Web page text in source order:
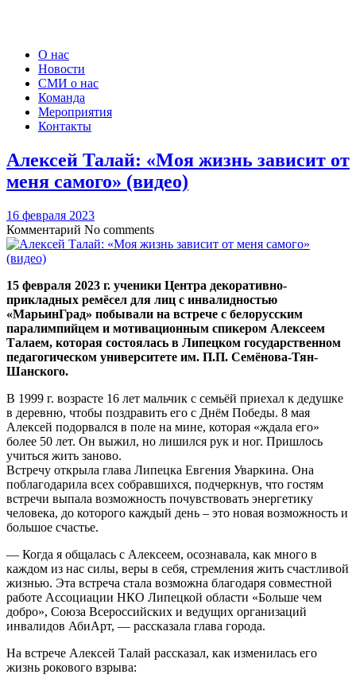
О нас
Новости
СМИ о нас
Команда
Мероприятия
Контакты
Алексей Талай: «Моя жизнь зависит от
меня самого» (видео)
16 февраля 2023
Комментарий No comments
15 февраля 2023 г. ученики Центра декоративно-
прикладных ремёсел для лиц с инвалидностью
«МарьинГрад» побывали на встрече с белорусским
паралимпийцем и мотивационным спикером Алексеем
Талаем, которая состоялась в Липецком государственном
педагогическом университете им. П.П. Семёнова-Тян-
Шанского.
В 1999 г. возрасте 16 лет мальчик с семьёй приехал к дедушке
в деревню, чтобы поздравить его с Днём Победы. 8 мая
Алексей подорвался в поле на мине, которая «ждала его»
более 50 лет. Он выжил, но лишился рук и ног. Пришлось
учиться жить заново.
Встречу открыла глава Липецка Евгения Уваркина. Она
поблагодарила всех собравшихся, подчеркнув, что гостям
встречи выпала возможность почувствовать энергетику
человека, до которого каждый день – это новая возможность и
большое счастье.
— Когда я общалась с Алексеем, осознавала, как много в
каждом из нас силы, веры в себя, стремления жить счастливой
жизнью. Эта встреча стала возможна благодаря совместной
работе Ассоциации НКО Липецкой области «Больше чем
добро», Союза Всероссийских и ведущих организаций
инвалидов АбиАрт, — рассказала глава города.
На встрече Алексей Талай рассказал, как изменилась его
жизнь рокового взрыва: